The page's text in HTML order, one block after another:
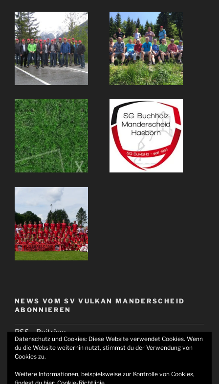
NEWS VOM SV VULKAN MANDERSCHEID
ABONNIEREN
RSS – Beiträge
RSS – Kommentare
Datenschutz und Cookies: Diese Website verwendet Cookies. Wenn
du die Website weiterhin nutzt, stimmst du der Verwendung von
Cookies zu.
Weitere Informationen, beispielsweise zur Kontrolle von Cookies,